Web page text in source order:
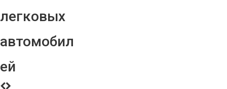
легковых
автомобил
ей